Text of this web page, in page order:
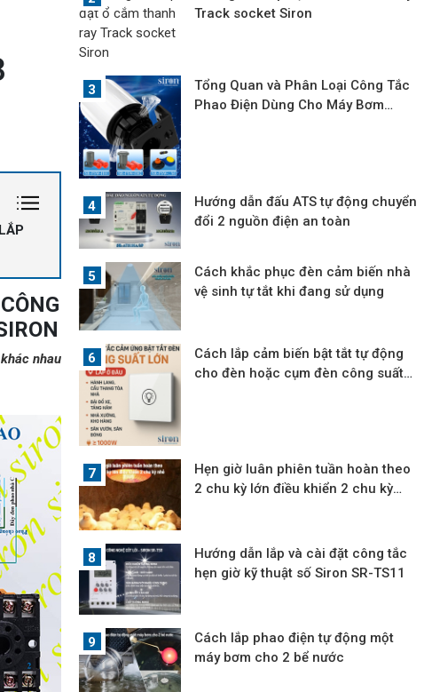
nhau
Track socket Siron
Tổng Quan và Phân Loại Công Tắc
Phao Điện Dùng Cho Máy Bơm
Hướng dẫn đấu ATS tự động chuyển
đổi 2 nguồn điện an toàn
Cách khắc phục đèn cảm biến nhà
vệ sinh tự tắt khi đang sử dụng
Cách lắp cảm biến bật tắt tự động
cho đèn hoặc cụm đèn công suất
Hẹn giờ luân phiên tuần hoàn theo
2 chu kỳ lớn điều khiển 2 chu kỳ
Hướng dẫn lắp và cài đặt công tắc
hẹn giờ kỹ thuật số Siron SR-TS11
Cách lắp phao điện tự động một
máy bơm cho 2 bể nước